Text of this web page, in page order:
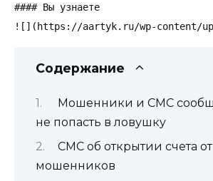
#### Вы узнаете
![](https://aartyk.ru/wp-content/
Содержание
Мошенники и СМС
не попасть в ловушку
СМС об открытии счета от
мошенников